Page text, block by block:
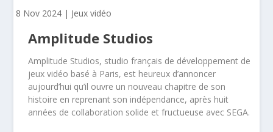
8 Nov 2024 | Jeux vidéo
Amplitude Studios
Amplitude Studios, studio français de développement de
jeux vidéo basé à Paris, est heureux d’annoncer
aujourd’hui qu’il ouvre un nouveau chapitre de son
histoire en reprenant son indépendance, après huit
années de collaboration solide et fructueuse avec SEGA.